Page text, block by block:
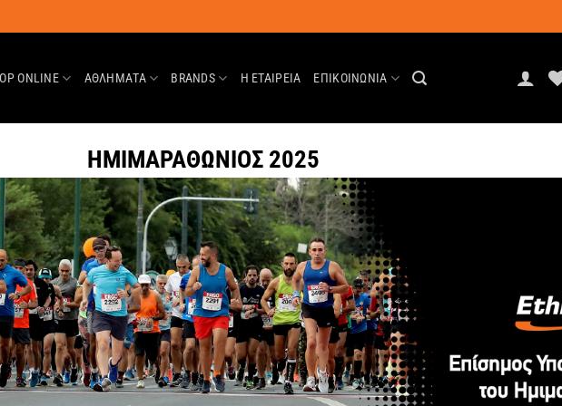
ONLINE
ΑΘΛΗΜΑΤΑ BRANDS Η ΕΤΑΙΡΕΊΑ ΕΠΙΚΟΙΝΩΝΊΑ
ΗΜΙΜΑΡΑΘΩΝΙΟΣ 2025